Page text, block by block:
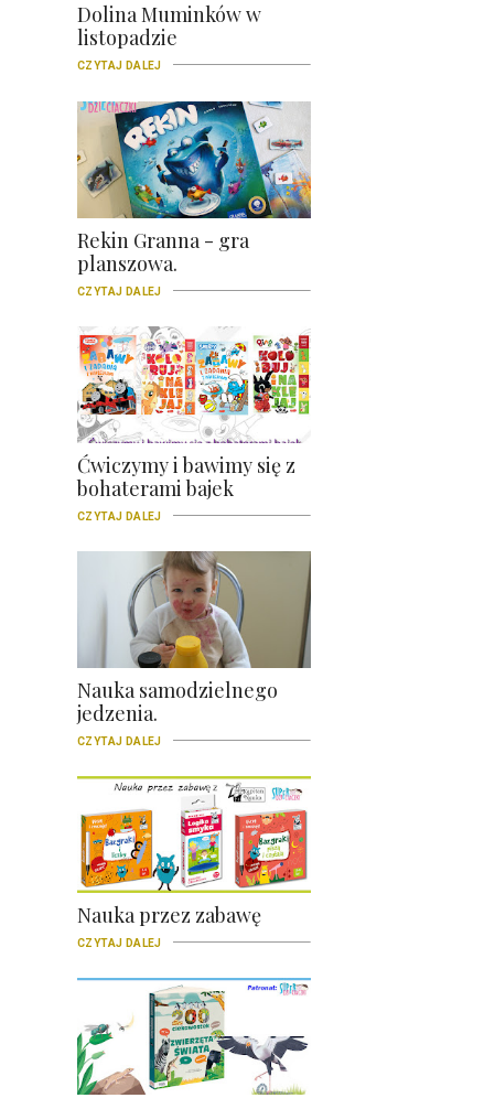
Dolina Muminków w
listopadzie
CZYTAJ DALEJ
Rekin Granna - gra
planszowa.
CZYTAJ DALEJ
Ćwiczymy i bawimy się z
bohaterami bajek
CZYTAJ DALEJ
Nauka samodzielnego
jedzenia.
CZYTAJ DALEJ
Nauka przez zabawę
CZYTAJ DALEJ